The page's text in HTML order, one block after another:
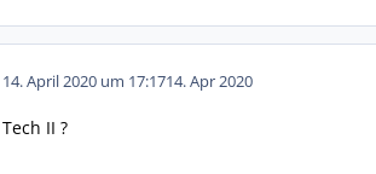
14. April 2020 um 17:1714. Apr 2020
Tech II ?